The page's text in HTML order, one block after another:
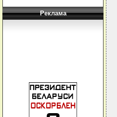
Реклама